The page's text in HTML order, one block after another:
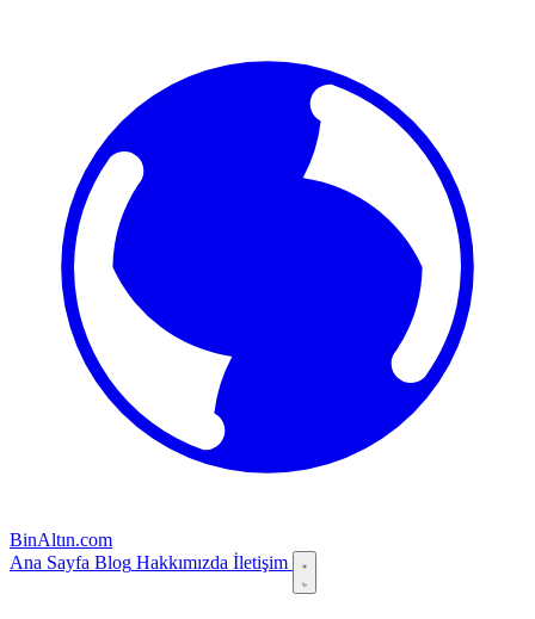
BinAltın.com
Ana Sayfa Blog Hakkımızda İletişim